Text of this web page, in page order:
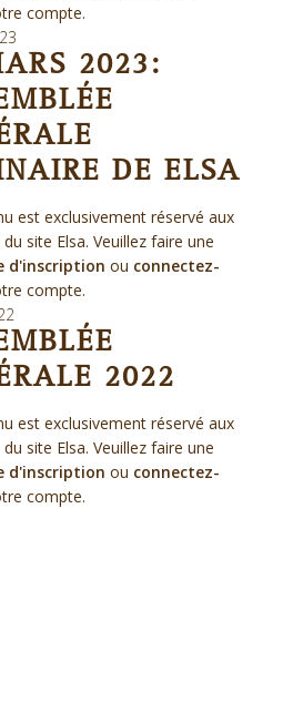
compte.
2023:
DE ELSA
est exclusivement réservé aux
site Elsa. Veuillez faire une
d'inscription ou connectez-
compte.
2022
est exclusivement réservé aux
site Elsa. Veuillez faire une
d'inscription ou connectez-
compte.